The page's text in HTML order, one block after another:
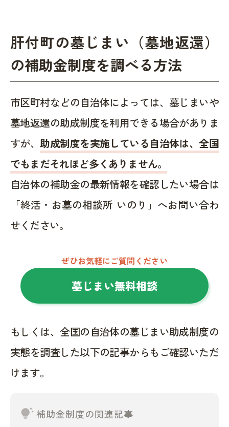
肝付町の墓じまい（墓地返還）
の補助金制度を調べる方法
市区町村などの自治体によっては、墓じまいや
墓地返還の助成制度を利用できる場合がありま
すが、助成制度を実施している自治体は、全国
でもまだそれほど多くありません。
自治体の補助金の最新情報を確認したい場合は
「終活・お墓の相談所 いのり」へお問い合わ
せください。
ぜひお気軽にご質問ください
墓じまい無料相談
もしくは、全国の自治体の墓じまい助成制度の
実態を調査した以下の記事からもご確認いただ
けます。
tips_and_updates補助金制度の関連記事